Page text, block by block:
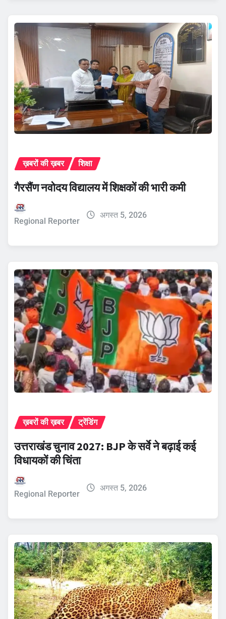
ख़बरों की ख़बर शिक्षा
गैरसैंण नवोदय विद्यालय में शिक्षकों की भारी कमी
Regional Reporter
अगस्त 5, 2026
ख़बरों की ख़बर ट्रेंडिंग
उत्तराखंड चुनाव 2027: BJP के सर्वे ने बढ़ाई कई
विधायकों की चिंता
Regional Reporter
अगस्त 5, 2026